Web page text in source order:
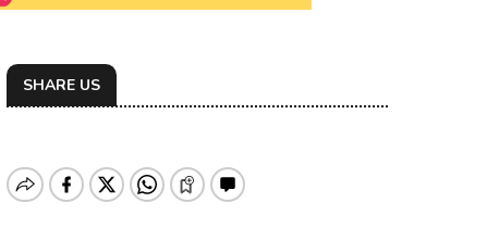
SHARE US